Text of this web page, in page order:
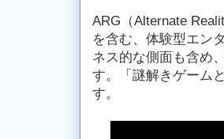
ARG（Alternate
を含む、体験型エン
ネス的な側面も含め
す。「謎解きゲーム
す。